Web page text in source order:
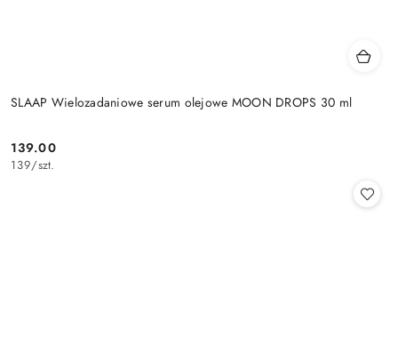
SLAAP Wielozadaniowe serum olejowe MOON DROPS 30 ml
Cena:
139.00
139/szt.